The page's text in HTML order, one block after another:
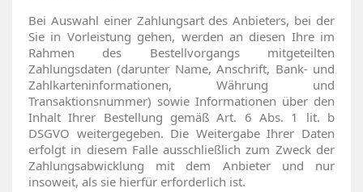
Bei Auswahl einer Zahlungsart des Anbieters, bei der
Sie in Vorleistung gehen, werden an diesen Ihre im
Rahmen des Bestellvorgangs mitgeteilten
Zahlungsdaten (darunter Name, Anschrift, Bank- und
Zahlkarteninformationen, Währung und
Transaktionsnummer) sowie Informationen über den
Inhalt Ihrer Bestellung gemäß Art. 6 Abs. 1 lit. b
DSGVO weitergegeben. Die Weitergabe Ihrer Daten
erfolgt in diesem Falle ausschließlich zum Zweck der
Zahlungsabwicklung mit dem Anbieter und nur
insoweit, als sie hierfür erforderlich ist.